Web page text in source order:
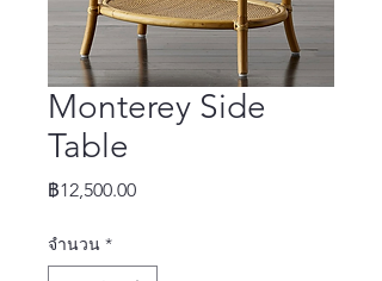
Monterey Side
Table
฿12,500.00ราคา
จำนวน *